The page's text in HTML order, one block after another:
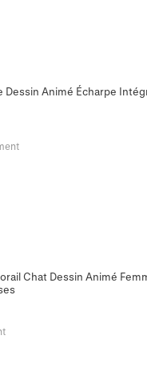
Dessin Animé Écharpe
Chat Dessin Animé